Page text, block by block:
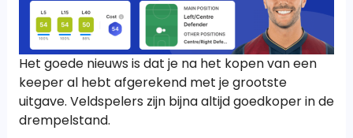
Het goede nieuws is dat je na het kopen van een
keeper al hebt afgerekend met je grootste
uitgave. Veldspelers zijn bijna altijd goedkoper in de
drempelstand.